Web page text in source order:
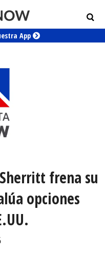
App
frena su
opciones